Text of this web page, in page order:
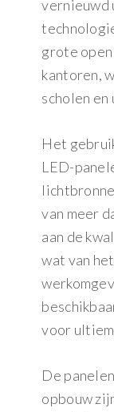
vernieuwd
grote
kantoren,
scholen
Het
LED-
van meer
aan de
wat van
voor
De
opbouw